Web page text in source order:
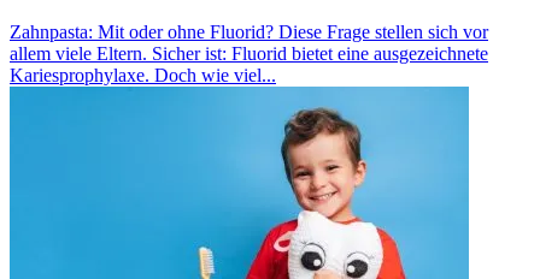
Zahnpasta: Mit oder ohne Fluorid? Diese Frage stellen sich vor
allem viele Eltern. Sicher ist: Fluorid bietet eine ausgezeichnete
Kariesprophylaxe. Doch wie viel...